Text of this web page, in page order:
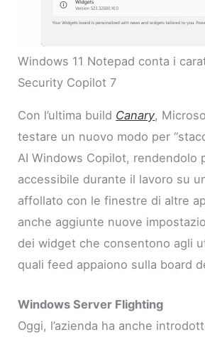
Windows 11 Notepad conta i
Security Copilot 7
Con l’ultima build Canary,
testare un nuovo modo per
AI Windows Copilot, rendendolo
accessibile durante il lavoro su
affollato con le finestre di altre
anche aggiunte nuove
dei widget che consentono agli
quali feed appaiono sulla board
Windows Server Flighting
Oggi, l’azienda ha anche